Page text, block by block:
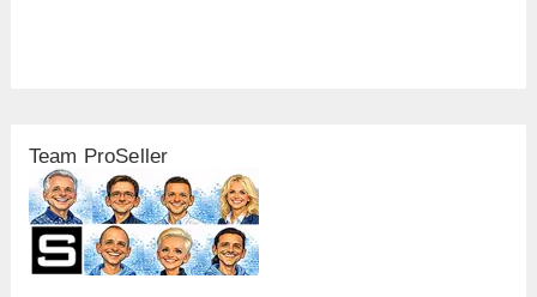
Team ProSeller